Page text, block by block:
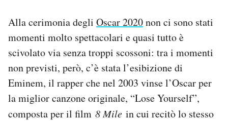
I MIEI PREFERITI
SHOP
CALENDARIO
Alla cerimonia degli Oscar 2020non ci sono stati
momenti molto spettacolari e quasi tutto è
scivolato via senza troppi scossoni: tra i momenti
non previsti, però, c’è stata l’esibizione di
Eminem, il rapper che nel 2003 vinse l’Oscar per
la miglior canzone originale, “Lose Yourself”,
composta per il film 8 Mile in cui recitò lo stesso